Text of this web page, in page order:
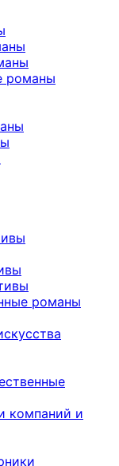
романы
романы
компаний и